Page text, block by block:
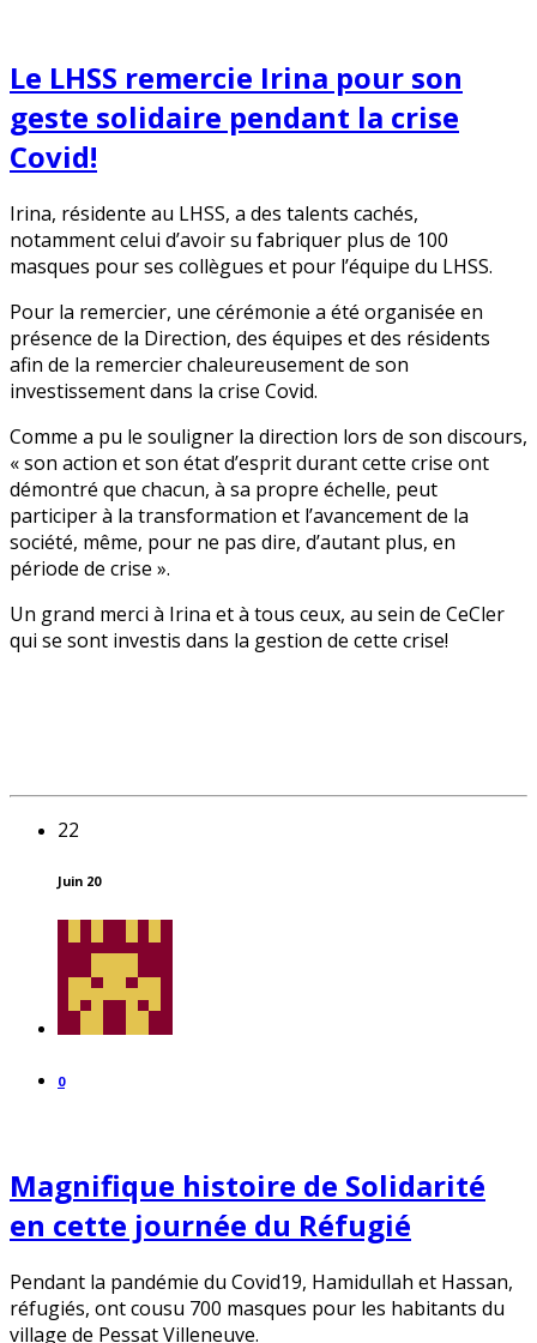
Le LHSS remercie Irina pour son
geste solidaire pendant la crise
Covid!
Irina, résidente au LHSS, a des talents cachés,
notamment celui d’avoir su fabriquer plus de 100
masques pour ses collègues et pour l’équipe du LHSS.
Pour la remercier, une cérémonie a été organisée en
présence de la Direction, des équipes et des résidents
afin de la remercier chaleureusement de son
investissement dans la crise Covid.
Comme a pu le souligner la direction lors de son discours,
« son action et son état d’esprit durant cette crise ont
démontré que chacun, à sa propre échelle, peut
participer à la transformation et l’avancement de la
société, même, pour ne pas dire, d’autant plus, en
période de crise ».
Un grand merci à Irina et à tous ceux, au sein de CeCler
qui se sont investis dans la gestion de cette crise!
22
Juin 20
0
Magnifique histoire de Solidarité
en cette journée du Réfugié
Pendant la pandémie du Covid19, Hamidullah et Hassan,
réfugiés, ont cousu 700 masques pour les habitants du
village de Pessat Villeneuve.